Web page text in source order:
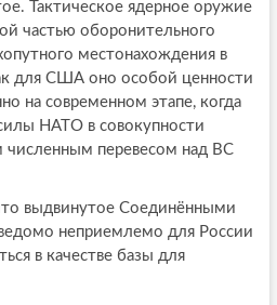
Тактическое ядерное оружие
частью оборонительного
местонахождения в
для США оно особой ценности
на современном этапе, когда
НАТО в совокупности
численным перевесом над ВС
выдвинутое Соединёнными
неприемлемо для России
в качестве базы для